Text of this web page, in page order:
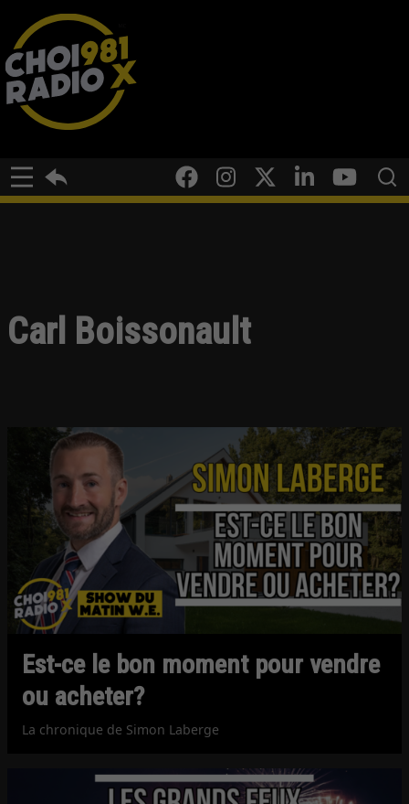
Carl Boissonault
Est-ce le bon moment pour vendre
ou acheter?
La chronique de Simon Laberge